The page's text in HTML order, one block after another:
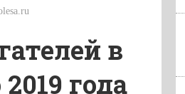
в
года